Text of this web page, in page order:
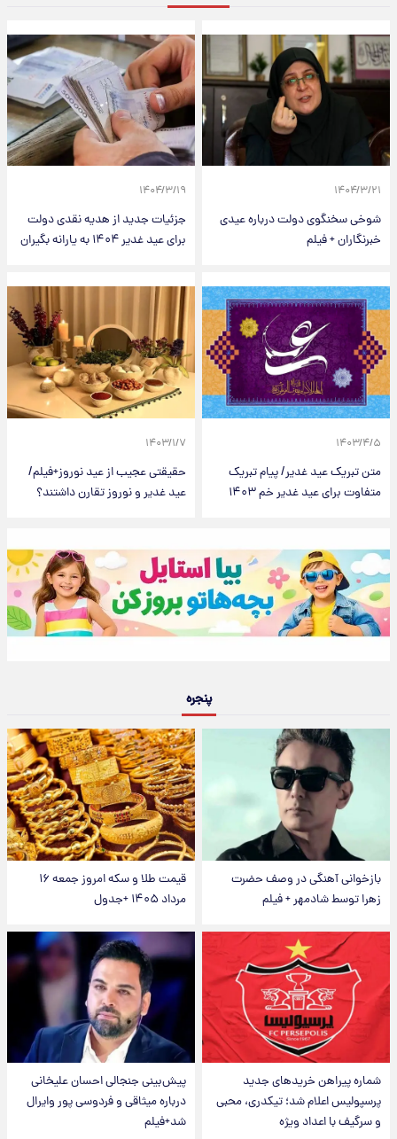
۱۴۰۴/۳/۲۱
شوخی سخنگوی دولت درباره عیدی
خبرنگاران + فیلم
۱۴۰۴/۳/۱۹
جزئیات جدید از هدیه نقدی دولت
برای عید غدیر ۱۴۰۴ به یارانه بگیران
۱۴۰۳/۴/۵
متن تبریک عید غدیر/ پیام تبریک
متفاوت برای عید غدیر خم ۱۴۰۳
۱۴۰۳/۱/۷
حقیقتی عجیب از عید نوروز+فیلم/
عید غدیر و نوروز تقارن داشتند؟
پنجره
بازخوانی آهنگی در وصف حضرت
زهرا توسط شادمهر + فیلم
قیمت طلا و سکه امروز جمعه ۱۶
مرداد ۱۴۰۵ +جدول
شماره پیراهن خریدهای جدید
پرسپولیس اعلام شد؛ تیکدری، محبی
و سرگیف با اعداد ویژه
پیش‌بینی جنجالی احسان علیخانی
درباره میثاقی و فردوسی پور وایرال
شد+فیلم